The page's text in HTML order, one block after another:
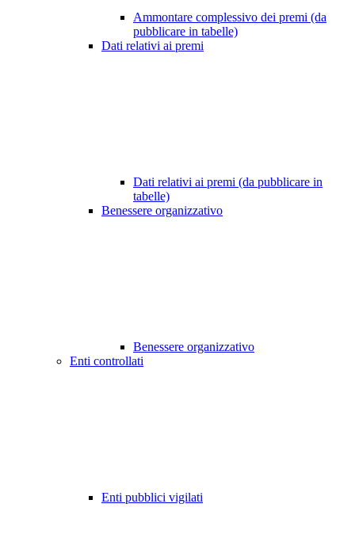
Ammontare complessivo dei premi (da
pubblicare in tabelle)
Dati relativi ai premi
Dati relativi ai premi (da pubblicare in
tabelle)
Benessere organizzativo
Benessere organizzativo
Enti controllati
Enti pubblici vigilati